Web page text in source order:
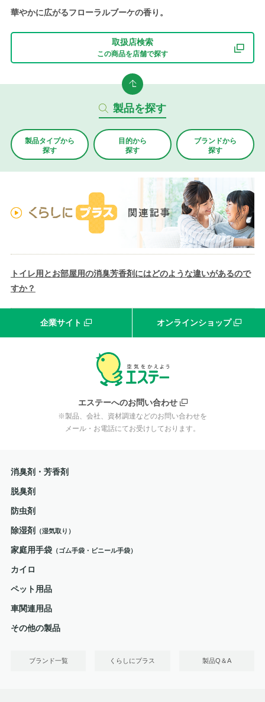
華やかに広がるフローラルブーケの香り。
取扱店検索
この商品を店舗で探す
製品を探す
製品タイプから
探す
目的から
探す
ブランドから
探す
トイレ用とお部屋用の消臭芳香剤にはどのような違いがあるので
すか？
企業サイト オンラインショップ
エステーへのお問い合わせ
※製品、会社、資材調達などのお問い合わせを
メール・お電話にてお受けしております。
消臭剤・芳香剤
脱臭剤
防虫剤
除湿剤 （湿気取り）
家庭用手袋（ゴム手袋・ビニール手袋）
カイロ
ペット用品
車関連用品
その他の製品
ブランド一覧 くらしにプラス 製品Q＆A